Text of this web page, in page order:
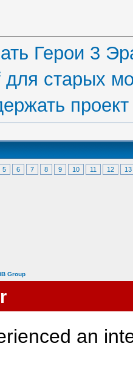
Герои 3
для старых
проект
5 6 7 8 9 10 11 12 13
Group
an